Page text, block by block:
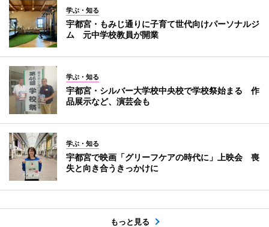
学ぶ・知る
宇都宮・もみじ通りに子育て世代向けパーソナルジ
ム 元中学校教員が開業
学ぶ・知る
宇都宮・シルバー大学校中央校で学校祭始まる 作
品展示など、演芸会も
学ぶ・知る
宇都宮で映画「グリーフケアの時代に」上映会 喪
失と向き合うきっかけに
もっと見る